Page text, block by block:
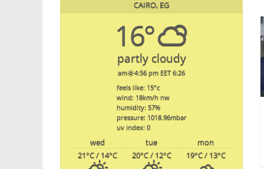
CAIRO, EG
16°
partly cloudy
6:26 am
4:56 pm EET
feels like: 15°c
wind: 18km/h nw
humidity: 57%
pressure: 1018.96mbar
uv index: 0
mon
tue
wed
19°C/ 13°C
20°C/ 12°C
21°C/ 14°C